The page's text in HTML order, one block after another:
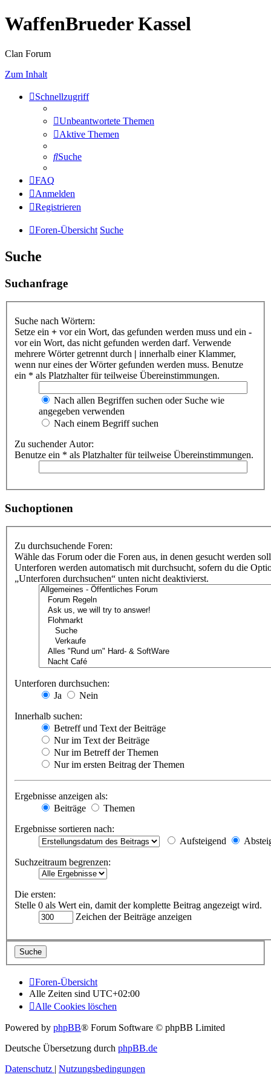
WaffenBrueder Kassel
Clan Forum
Zum Inhalt
Schnellzugriff
Unbeantwortete Themen
Aktive Themen
Suche
FAQ
Anmelden
Registrieren
Foren-Übersicht Suche
Suche
Suchanfrage
Suche nach Wörtern:
Setze ein + vor ein Wort, das gefunden werden muss und ein -
vor ein Wort, das nicht gefunden werden darf. Verwende
mehrere Wörter getrennt durch | innerhalb einer Klammer,
wenn nur eines der Wörter gefunden werden muss. Benutze
ein * als Platzhalter für teilweise Übereinstimmungen.
Nach allen Begriffen suchen oder Suche wie
angegeben verwenden
Nach einem Begriff suchen
Zu suchender Autor:
Benutze ein * als Platzhalter für teilweise Übereinstimmungen.
Suchoptionen
Zu durchsuchende Foren:
Wähle das Forum oder die Foren aus, in denen gesucht werden
Unterforen werden automatisch mit durchsucht, sofern du die
„Unterforen durchsuchen“ unten nicht deaktivierst.
Unterforen durchsuchen:
Ja
Nein
Innerhalb suchen:
Betreff und Text der Beiträge
Nur im Text der Beiträge
Nur im Betreff der Themen
Nur im ersten Beitrag der Themen
Ergebnisse anzeigen als:
Beiträge
Themen
Ergebnisse sortieren nach:
Aufsteigend
Suchzeitraum begrenzen:
Die ersten:
Stelle 0 als Wert ein, damit der komplette Beitrag angezeigt wird.
Zeichen der Beiträge anzeigen
Foren-Übersicht
Alle Zeiten sind UTC+02:00
Alle Cookies löschen
Powered by phpBB® Forum Software © phpBB Limited
Deutsche Übersetzung durch phpBB.de
Datenschutz | Nutzungsbedingungen